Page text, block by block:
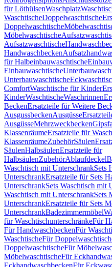
für LöthülsenWaschplatz
WaschtischeDoppelwaschtische
Doppelwaschtische
Möbelwaschtische
Aufsatzwaschtische
Handwaschbecken
für Halbeinbauwaschtische
Einbauwaschtische
Unterbauwaschtische
ComfortWaschtische für Kinder
KinderWaschtischeWaschrinnen
BeckenErsatzteile für Weitere
AusgussbeckenAusgüsse
AusgüsseMehrzweckbecken
KlassenräumeErsatzteile für
KlassenräumeZubehörSäulen
SäulenHalbsäulenErsatzteile für
HalbsäulenZubehörAblaufdeckel
Waschtisch mit UnterschrankSets
UnterschrankErsatzteile für Sets
UnterschrankSets Waschtisch mit
Waschtisch mit UnterschrankSets
UnterschrankErsatzteile für Sets
UnterschrankBadezimmermöbel
für WaschtischunterschränkeFür
Für HandwaschbeckenFür
WaschtischeFür
DoppelwaschtischeFür
MöbelwaschtischeFür
EckhandwaschbeckenFür